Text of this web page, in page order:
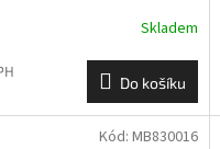
Skladem
Do košíku
Kód: MB830016